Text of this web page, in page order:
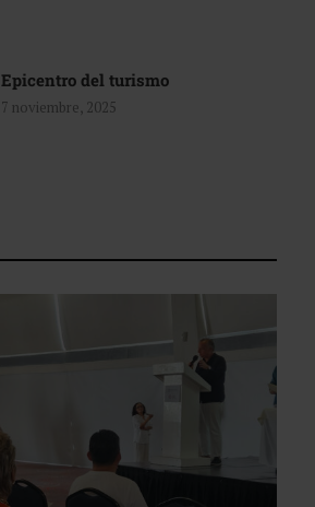
Epicentro del turismo
7 noviembre, 2025